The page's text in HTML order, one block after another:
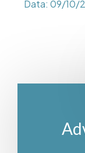
Data: 09/10/